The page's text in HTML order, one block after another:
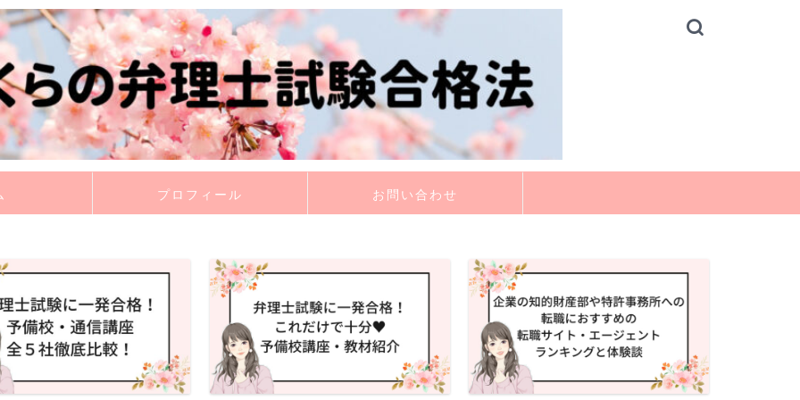
プロフィール お問い合わせ